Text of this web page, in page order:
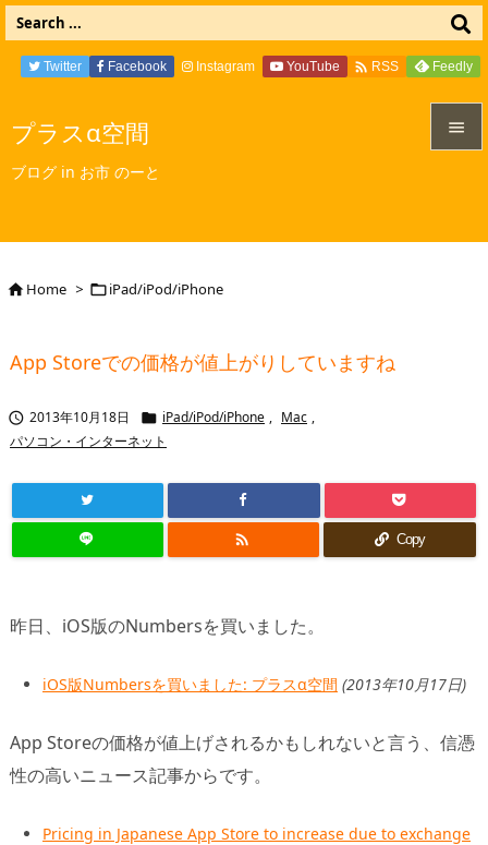
プラスα空間
ブログ in お市 のーと

Twitter Facebook Instagram YouTube  RSS Feedly
Home > iPad/iPod/iPhone
App Storeでの価格が値上がりしていますね
 2013年10月18日  iPad/iPod/iPhone , Mac ,
パソコン・インターネット
 Copy
昨日、iOS版のNumbersを買いました。
iOS版Numbersを買いました: プラスα空間 (2013年10月17日)
App Storeの価格が値上げされるかもしれないと言う、信憑
性の高いニュース記事からです。
Pricing in Japanese App Store to increase due to exchange